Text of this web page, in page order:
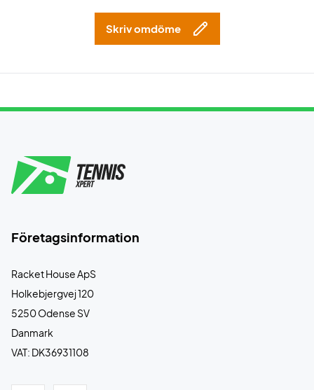
Skriv omdöme
Företagsinformation
Racket House ApS
Holkebjergvej 120
5250 Odense SV
Danmark
VAT: DK36931108